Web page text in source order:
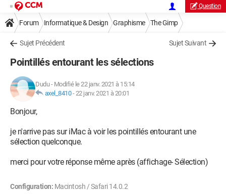
Question
Forum Informatique & Design Graphisme The Gimp
Sujet Précédent Sujet Suivant
Pointillés entourant les sélections
Dudu- Modifié le 22 janv. 2021 à 15:14
axel_8410-22 janv. 2021 à 20:01
Bonjour,
je n'arrive pas sur iMac à voir les pointillés entourant une
sélection quelconque.
merci pour votre réponse même après (affichage- Sélection)
Configuration: Macintosh / Safari 14.0.2